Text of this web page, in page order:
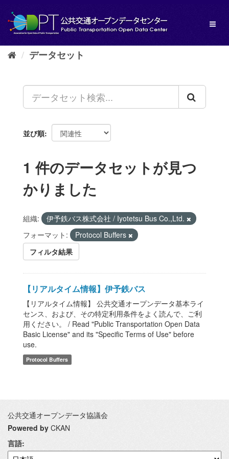
し
データセット
並び順
1 件のデータセットが見つ
かりました
組織:
伊予鉄バス株式会社 / Iyotetsu Bus Co.,Ltd.
フォーマット:
Protocol Buffers
フィルタ結果
【リアルタイム情報】伊予鉄バス
【リアルタイム情報】 公共交通オープンデータ基本ライ
センス、および、その特定利用条件をよく読んで、ご利
用ください。 / Read "Public Transportation Open Data
Basic License" and its "Specific Terms of Use" before
use.
Protocol Buffers
公共交通オープンデータ協議会
Powered by CKAN
言語